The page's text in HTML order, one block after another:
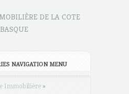
DE LA COTE
BASQUE
NAVIGATION MENU
Immobilière »